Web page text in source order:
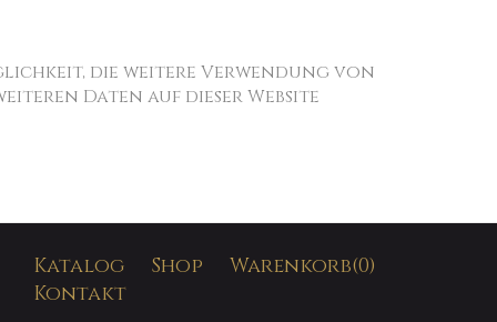
die weitere Verwendung von
Daten auf dieser Website
Katalog Shop Warenkorb(0)
Kontakt